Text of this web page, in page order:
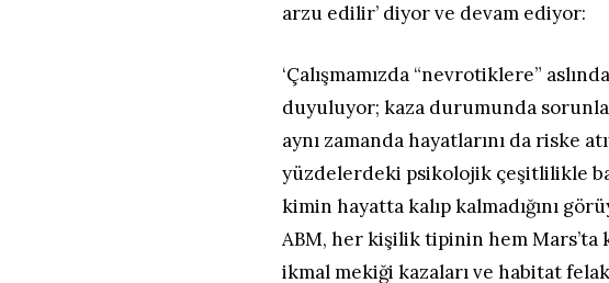
arzu edilir’ diyor ve devam ediyor:
‘Çalışmamızda “nevrotiklere”
duyuluyor; kaza durumunda
aynı zamanda hayatlarını da riske
yüzdelerdeki psikolojik çeşitlilikle
kimin hayatta kalıp kalmadığını
ABM, her kişilik tipinin hem Mars’ta
ikmal mekiği kazaları ve habitat